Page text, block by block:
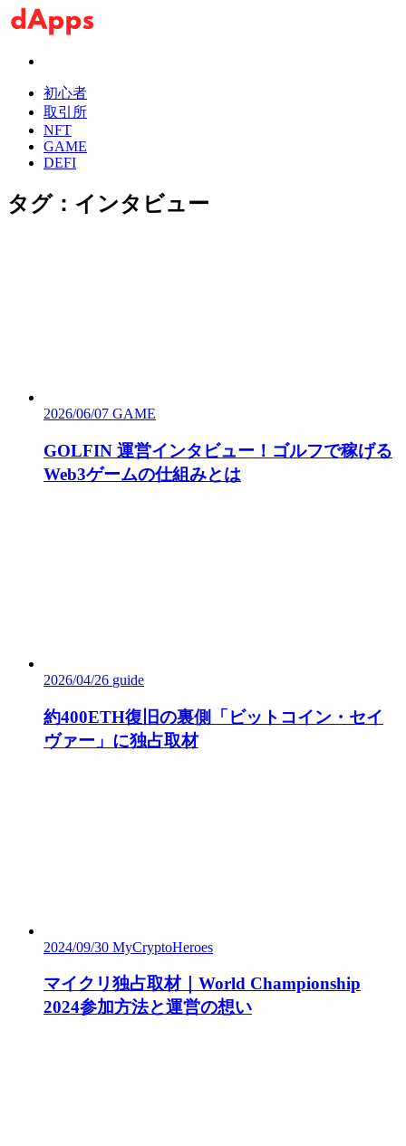
初心者
取引所
NFT
GAME
DEFI
タグ： インタビュー
2026/06/07 GAME
GOLFIN 運営インタビュー！ゴルフで稼げる
Web3ゲームの仕組みとは
2026/04/26 guide
約400ETH復旧の裏側「ビットコイン・セイ
ヴァー」に独占取材
2024/09/30 MyCryptoHeroes
マイクリ独占取材｜World Championship
2024参加方法と運営の想い